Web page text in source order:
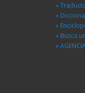
»
»
»
» Busca
»